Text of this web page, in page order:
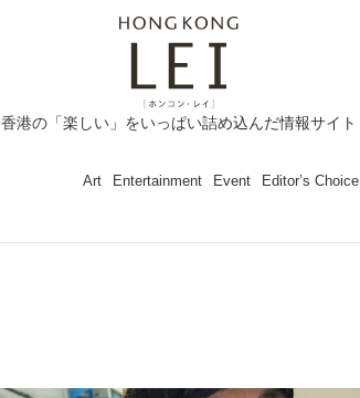
香港の「楽しい」をいっぱい詰め込んだ情報サイト
Art Entertainment Event Editor’s Choice